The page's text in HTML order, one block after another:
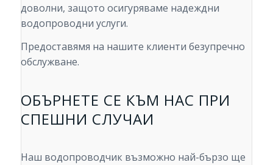
доволни, защото осигуряваме надеждни
водопроводни услуги.
Предоставямя на нашите клиенти безупречно
обслужване.
ОБЪРНЕТЕ СЕ КЪМ НАС ПРИ
СПЕШНИ СЛУЧАИ
Наш водопроводчик възможно най-бързо ще